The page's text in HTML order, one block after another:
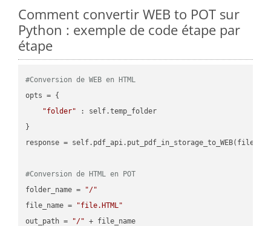
Comment convertir WEB to POT sur
Python : exemple de code étape par
étape
#Conversion de WEB en HTML
opts = {
"folder" : self.temp_folder
}
response =
#Conversion de HTML en POT
folder_name =
"/"
file_name =
"file.HTML"
out_path =
"/" + file_name